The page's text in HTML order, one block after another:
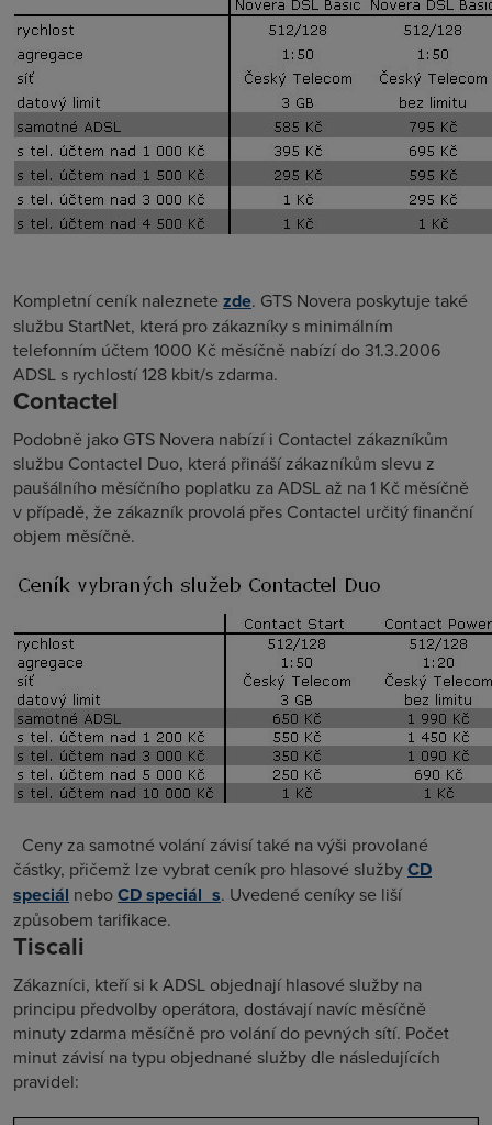
Kompletní ceník naleznete zde. GTS Novera poskytuje také
službu StartNet, která pro zákazníky s minimálním
telefonním účtem 1000 Kč měsíčně nabízí do 31.3.2006
ADSL s rychlostí 128 kbit/s zdarma.
Contactel
Podobně jako GTS Novera nabízí i Contactel zákazníkům
službu Contactel Duo, která přináší zákazníkům slevu z
paušálního měsíčního poplatku za ADSL až na 1 Kč měsíčně
v případě, že zákazník provolá přes Contactel určitý finanční
objem měsíčně.
Ceny za samotné volání závisí také na výši provolané
částky, přičemž lze vybrat ceník pro hlasové službyCD
speciál neboCD speciál_s. Uvedené ceníky se liší
způsobem tarifikace.
Tiscali
Zákazníci, kteří si k ADSL objednají hlasové služby na
principu předvolby operátora, dostávají navíc měsíčně
minuty zdarma měsíčně pro volání do pevných sítí. Počet
minut závisí na typu objednané služby dle následujících
pravidel: